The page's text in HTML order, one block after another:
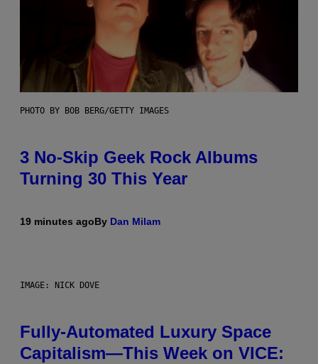
PHOTO BY BOB BERG/GETTY IMAGES
3 No-Skip Geek Rock Albums
Turning 30 This Year
19 minutes agoBy Dan Milam
IMAGE: NICK DOVE
Fully-Automated Luxury Space
Capitalism—This Week on VICE: